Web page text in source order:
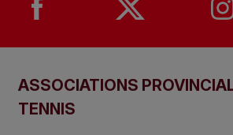
ASSOCIATIONS
TENNIS